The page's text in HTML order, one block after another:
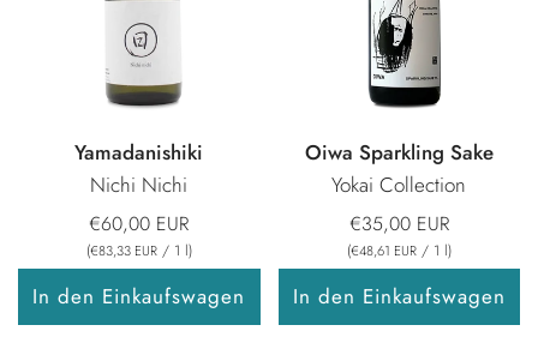
Yamadanishiki
Nichi Nichi
€60,00 EUR
(€83,33 EUR / 1 l)
In den Einkaufswagen
Oiwa Sparkling Sake
Yokai Collection
€35,00 EUR
(€48,61 EUR / 1 l)
In den Einkaufswagen